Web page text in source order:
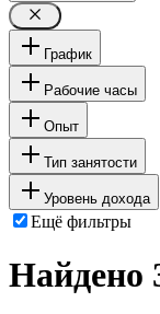
График
Рабочие часы
Опыт
Тип занятости
Уровень дохода
Ещё фильтры
Найдено